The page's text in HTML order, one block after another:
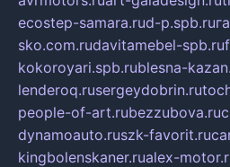
ecostep-samara.rud-p.spb.ru
sko.com.rudavitamebel-spb.ru
kokoroyari.spb.rublesna-
lenderoq.rusergeydobrin.ru
people-of-art.rubezzubova.ru
dynamoauto.ruszk-favorit.ru
kingbolenskaner.rualex-